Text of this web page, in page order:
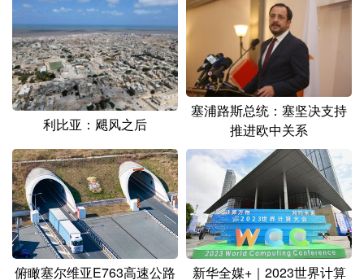
利比亚：飓风之后
塞浦路斯总统：塞坚决支持
推进欧中关系
俯瞰塞尔维亚E763高速公路 新华全媒+｜2023世界计算